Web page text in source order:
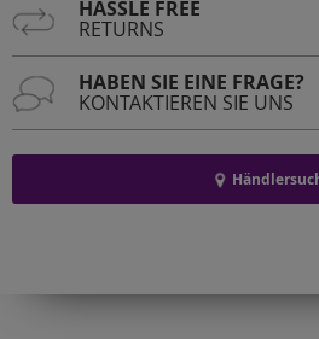
HASSLE FREE
RETURNS
HABEN SIE EINE FRAGE?
KONTAKTIEREN SIE UNS